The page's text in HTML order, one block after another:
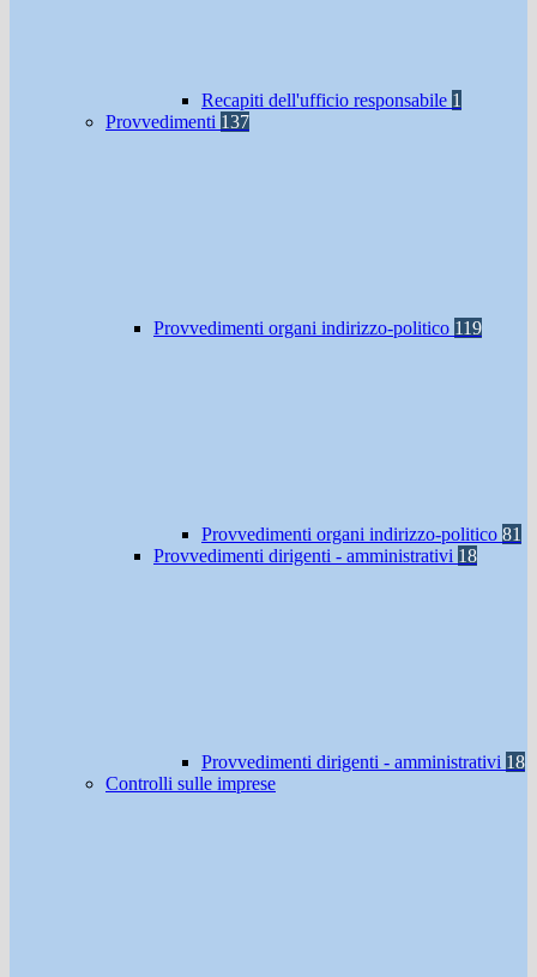
Recapiti dell'ufficio responsabile 1
Provvedimenti 137
Provvedimenti organi indirizzo-politico 119
Provvedimenti organi indirizzo-politico 81
Provvedimenti dirigenti - amministrativi 18
Provvedimenti dirigenti - amministrativi 18
Controlli sulle imprese